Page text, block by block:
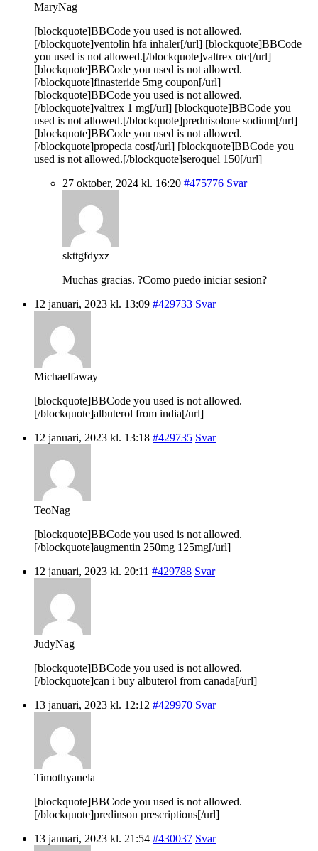
MaryNag
[blockquote]BBCode you used is not allowed.
[/blockquote]ventolin hfa inhaler[/url] [blockquote]BBCode
you used is not allowed.[/blockquote]valtrex otc[/url]
[blockquote]BBCode you used is not allowed.
[/blockquote]finasteride 5mg coupon[/url]
[blockquote]BBCode you used is not allowed.
[/blockquote]valtrex 1 mg[/url] [blockquote]BBCode you
used is not allowed.[/blockquote]prednisolone sodium[/url]
[blockquote]BBCode you used is not allowed.
[/blockquote]propecia cost[/url] [blockquote]BBCode you
used is not allowed.[/blockquote]seroquel 150[/url]
27 oktober, 2024 kl. 16:20 #475776 Svar
skttgfdyxz
Muchas gracias. ?Como puedo iniciar sesion?
12 januari, 2023 kl. 13:09 #429733 Svar
Michaelfaway
[blockquote]BBCode you used is not allowed.
[/blockquote]albuterol from india[/url]
12 januari, 2023 kl. 13:18 #429735 Svar
TeoNag
[blockquote]BBCode you used is not allowed.
[/blockquote]augmentin 250mg 125mg[/url]
12 januari, 2023 kl. 20:11 #429788 Svar
JudyNag
[blockquote]BBCode you used is not allowed.
[/blockquote]can i buy albuterol from canada[/url]
13 januari, 2023 kl. 12:12 #429970 Svar
Timothyanela
[blockquote]BBCode you used is not allowed.
[/blockquote]predinson prescriptions[/url]
13 januari, 2023 kl. 21:54 #430037 Svar